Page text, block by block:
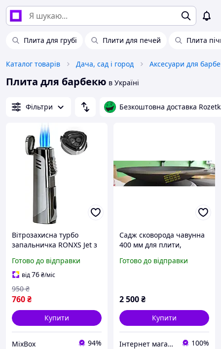
Плита для грубі Плити для печей Плита
Каталог товарів Дача, сад і город Аксесуари для
Плита для барбекю в Україні
Фільтри Безкоштовна доставка
Вітрозахисна турбо
запальничка RONXS Jet з
бутанова запальничка
для барбекю кемпінгу та
плити
Готово до відправки
від76₴/міс
760₴
950 ₴
Купити
MixBox 94%
Садж сковорода чавунна
400 мм для плити,
жаровня
Готово до відправки
2 500₴
Купити
Інтернет магазин Пегас 100%